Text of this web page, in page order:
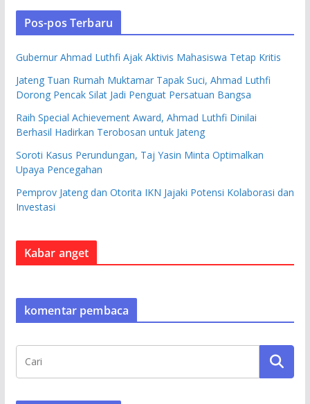
Pos-pos Terbaru
Gubernur Ahmad Luthfi Ajak Aktivis Mahasiswa Tetap Kritis
Jateng Tuan Rumah Muktamar Tapak Suci, Ahmad Luthfi
Dorong Pencak Silat Jadi Penguat Persatuan Bangsa
Raih Special Achievement Award, Ahmad Luthfi Dinilai
Berhasil Hadirkan Terobosan untuk Jateng
Soroti Kasus Perundungan, Taj Yasin Minta Optimalkan
Upaya Pencegahan
Pemprov Jateng dan Otorita IKN Jajaki Potensi Kolaborasi dan
Investasi
Kabar anget
komentar pembaca